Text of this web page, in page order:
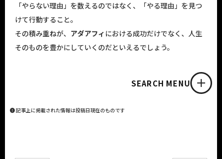
「やらない理由」を数えるのではなく、「やる理由」を見つ
けて行動すること。
その積み重ねが、 アダアフィ における成功だけでなく、人生
そのものを豊かにしていくのだといえるでしょう。
SEARCH MENU
記事上に掲載された情報は投稿日現在のものです